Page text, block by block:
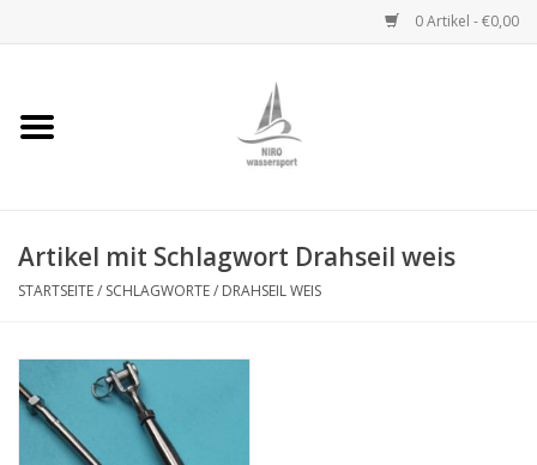
0 Artikel - €0,00
Startseite
Niro Ketten
Niro Zubehör
Wantenseile
Artikel mit Schlagwort Drahseil weis
STARTSEITE/ SCHLAGWORTE/ DRAHSEIL WEIS